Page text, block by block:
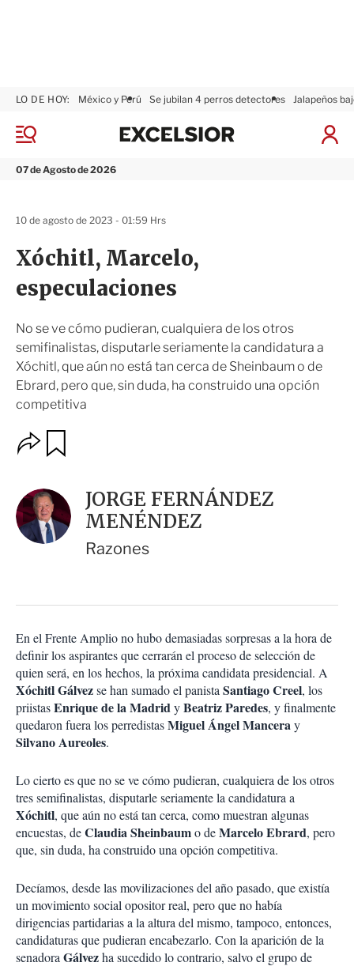
M
n
07 de Agosto de 2026
LO DE HOY: México y Perú Se jubilan 4 perros detectores Jalapeños
I
x
Xóchitl, Marcelo,
especulaciones
No se ve cómo pudieran, cualquiera de los otros
semifinalistas, disputarle seriamente la candidatura a
Xóchitl, que aún no está tan cerca de Sheinbaum o de
Ebrard, pero que, sin duda, ha construido una opción
competitiva
10 de agosto de 2023 - 01:59 Hrs
O
p
o
n
e
s
o
p
a
r
t
i
r
a
r
JORGE FERNÁNDEZ
MENÉNDEZ
Razones
En el Frente Amplio no hubo demasiadas sorpresas a la hora de
definir los aspirantes que cerrarán el proceso de selección de
quien será, en los hechos, la próxima candidata presidencial. A
Xóchitl Gálvezse han sumado el panista Santiago Creel, los
priistasEnrique de la MadridyBeatriz Paredes, y finalmente
quedaron fuera los perredistasMiguel Ángel Manceray
Silvano Aureoles.
Lo cierto es que no se ve cómo pudieran, cualquiera de los otros
tres semifinalistas, disputarle seriamente la candidatura a
Xóchitl, que aún no está tan cerca, como muestran algunas
encuestas, deClaudia Sheinbaumo deMarcelo Ebrard, pero
que, sin duda, ha construido una opción competitiva.
Decíamos, desde las movilizaciones del año pasado, que existía
un movimiento social opositor real, pero que no había
dirigencias partidarias a la altura del mismo, tampoco, entonces,
candidaturas que pudieran encabezarlo. Con la aparición de la
senadora Gálvezha sucedido lo contrario, salvo el grupo de